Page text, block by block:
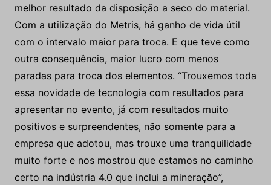
melhor resultado da disposição a seco do material.
Com a utilização do Metris, há ganho de vida útil
com o intervalo maior para troca. E que teve como
outra consequência, maior lucro com menos
paradas para troca dos elementos. “Trouxemos toda
essa novidade de tecnologia com resultados para
apresentar no evento, já com resultados muito
positivos e surpreendentes, não somente para a
empresa que adotou, mas trouxe uma tranquilidade
muito forte e nos mostrou que estamos no caminho
certo na indústria 4.0 que inclui a mineração”,